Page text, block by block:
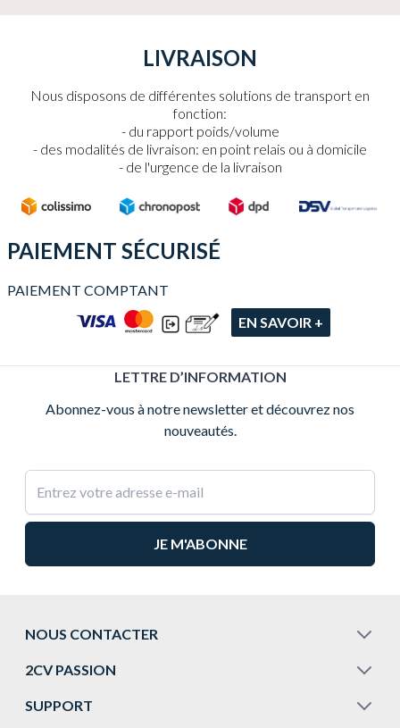
LIVRAISON
Nous disposons de différentes solutions de transport en
fonction:
du rapport poids/volume
des modalités de livraison: en point relais ou à domicile
de l'urgence de la livraison
PAIEMENT SÉCURISÉ
PAIEMENT COMPTANT
EN SAVOIR +
LETTRE D’INFORMATION
Abonnez-vous à notre newsletter et découvrez nos
nouveautés.
Adresse e-mail
NOUS CONTACTER
2CV PASSION
SUPPORT